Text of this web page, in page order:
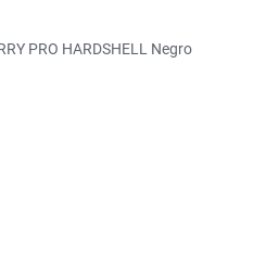
PRO HARDSHELL Negro